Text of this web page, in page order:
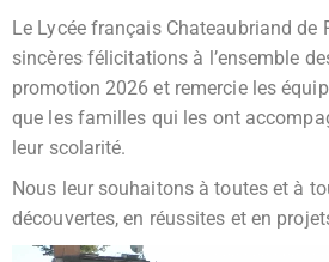
Le Lycée français Chateaubriand de
sincères félicitations à l’ensemble
promotion 2026 et remercie les
que les familles qui les ont
leur scolarité.
Nous leur souhaitons à toutes et à
découvertes, en réussites et en